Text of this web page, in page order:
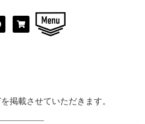
掲載させていただきます。